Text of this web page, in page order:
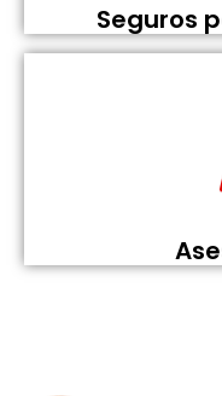
Seguros